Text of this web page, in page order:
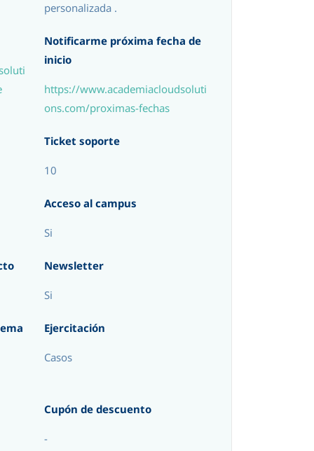
personalizada .
Notificarme próxima fecha de
inicio
https://www.academiacloudsoluti
ons.com/proximas-fechas
Ticket soporte
10
Acceso al campus
Si
Newsletter
Si
Ejercitación
Casos
Cupón de descuento
-